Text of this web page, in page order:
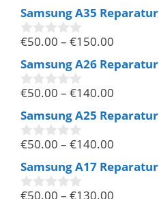
o
n
5
Samsung A35 Reparatur
0
o
n
5
€50.00 – €150.00
Samsung A26 Reparatur
0
o
n
5
€50.00 – €140.00
Samsung A25 Reparatur
0
o
n
5
€50.00 – €140.00
Samsung A17 Reparatur
€50.00 – €130.00